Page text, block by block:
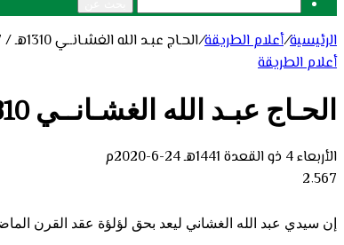
الرئيسية/أعلام الطريقة/الحـاج عبـد الله الغشـانــي 1310هـ / 1397هـ
أعلام الطريقة
الحـاج عبـد الله الغشـانــي 1310هـ / 1397هـ
الأربعاء 4 ذو القعدة 1441هـ 24-6-2020م
2٬567
إن سيدي عبد الله الغشاني ليعد بحق لؤلؤة عقد القرن